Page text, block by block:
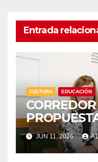
Entrada
CULTURA EDUCACIÓN
JUN 11, 2026